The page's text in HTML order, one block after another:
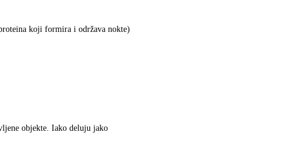
koji formira i održava nokte)
objekte. Iako deluju jako